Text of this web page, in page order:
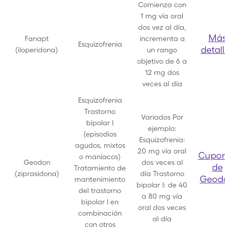
Fanapt
(iloperidona)
Esquizofrenia
Comienza con
1 mg vía oral
dos vez al día,
incrementa a
un rango
objetivo de 6 a
12 mg dos
veces al día
Más
Geodon
(ziprasidona)
Esquizofrenia
Trastorno
bipolar I
(episodios
agudos, mixtos
o maníacos)
Tratamiento de
mantenimiento
del trastorno
bipolar I en
combinación
con otros
Variados Por
ejemplo:
Esquizofrenia:
20 mg vía oral
dos veces al
día Trastorno
bipolar I: de 40
a 80 mg vía
oral dos veces
al día
de